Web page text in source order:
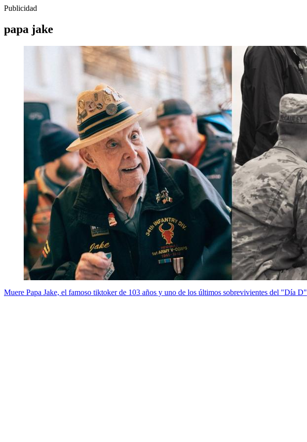
Publicidad
papa jake
Muere Papa Jake, el famoso tiktoker de 103 años y uno de los últimos sobrevivientes del "Día D"